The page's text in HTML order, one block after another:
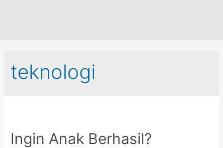
teknologi
Ingin Anak Berhasil?